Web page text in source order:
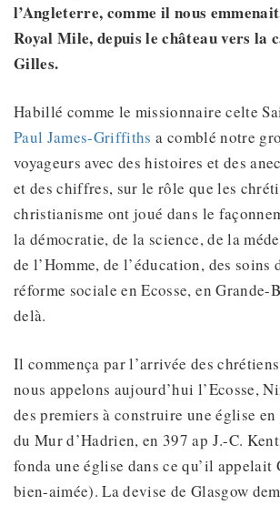
l’Angleterre, comme il nous emmenait
Royal Mile, depuis le château vers la
Gilles.
Habillé comme le missionnaire celte
Paul James-Griffiths a comblé notre
voyageurs avec des histoires et des
et des chiffres, sur le rôle que les
christianisme ont joué dans le
la démocratie, de la science, de la
de l’Homme, de l’éducation, des soins
réforme sociale en Ecosse, en Grande-
delà.
Il commença par l’arrivée des
nous appelons aujourd’hui l’Ecosse,
des premiers à construire une église
du Mur d’Hadrien, en 397 ap J.-C.
fonda une église dans ce qu’il appelait
bien-aimée). La devise de Glasgow